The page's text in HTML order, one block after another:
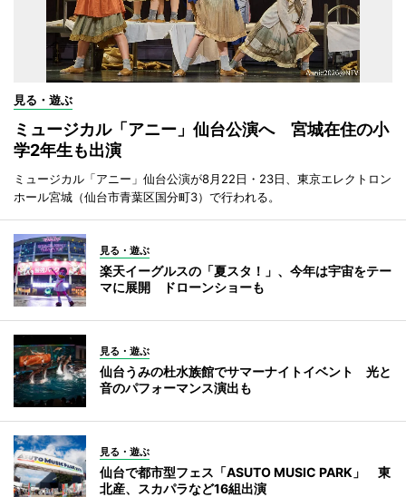
見る・遊ぶ
ミュージカル「アニー」仙台公演へ 宮城在住の小
学2年生も出演
ミュージカル「アニー」仙台公演が8月22日・23日、東京エレクトロン
ホール宮城（仙台市青葉区国分町3）で行われる。
見る・遊ぶ
楽天イーグルスの「夏スタ！」、今年は宇宙をテー
マに展開 ドローンショーも
見る・遊ぶ
仙台うみの杜水族館でサマーナイトイベント 光と
音のパフォーマンス演出も
見る・遊ぶ
仙台で都市型フェス「ASUTO MUSIC PARK」 東
北産、スカパラなど16組出演